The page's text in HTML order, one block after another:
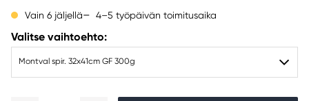
Vain 6 jäljellä 4–5 työpäivän toimitusaika
Valitse vaihtoehto:
Montval spir. 32x41cm GF 300g